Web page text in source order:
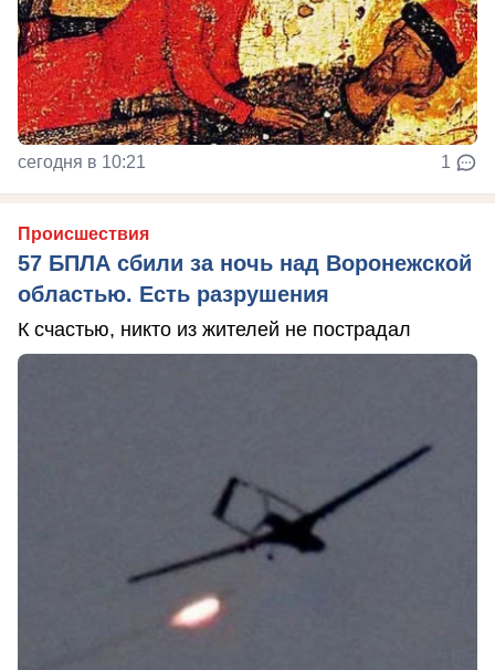
сегодня в 10:21 1
Происшествия
57 БПЛА сбили за ночь над Воронежской
областью. Есть разрушения
К счастью, никто из жителей не пострадал